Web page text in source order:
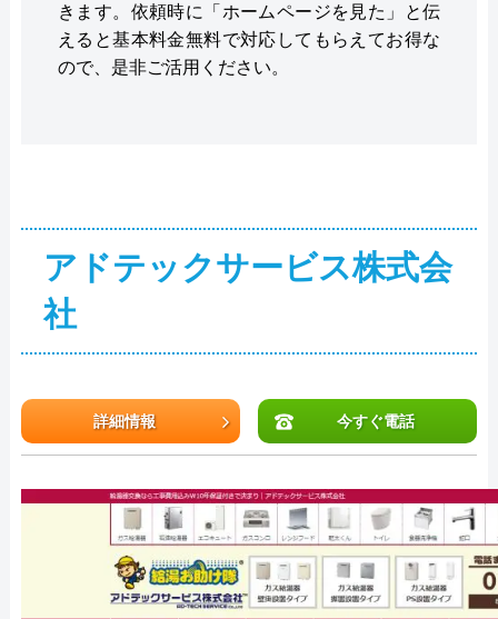
きます。依頼時に「ホームページを見た」と伝
えると基本料金無料で対応してもらえてお得な
ので、是非ご活用ください。
アドテックサービス株式会
社
詳細情報 今すぐ電話